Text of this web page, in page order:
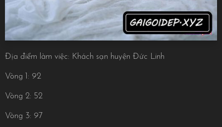
Địa điểm làm việc: Khách sạn huyện Đức Linh
Vòng 1: 92
Vòng 2: 52
Vòng 3: 97